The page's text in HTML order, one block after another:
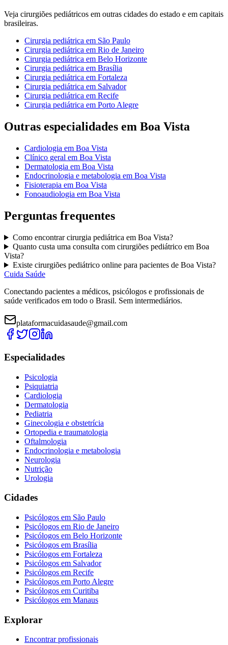
Veja cirurgiões pediátricos em outras cidades do estado e em capitais
brasileiras.
Cirurgia pediátrica em São Paulo
Cirurgia pediátrica em Rio de Janeiro
Cirurgia pediátrica em Belo Horizonte
Cirurgia pediátrica em Brasília
Cirurgia pediátrica em Fortaleza
Cirurgia pediátrica em Salvador
Cirurgia pediátrica em Recife
Cirurgia pediátrica em Porto Alegre
Outras especialidades em Boa Vista
Cardiologia em Boa Vista
Clínico geral em Boa Vista
Dermatologia em Boa Vista
Endocrinologia e metabologia em Boa Vista
Fisioterapia em Boa Vista
Fonoaudiologia em Boa Vista
Perguntas frequentes
Como encontrarcirurgia pediátrica em Boa Vista?
Quanto custa uma consulta com cirurgiões pediátricoem Boa
Vista?
Existe cirurgiões pediátricoonline para pacientes de Boa Vista?
Cuida Saúde
Conectando pacientes a médicos, psicólogos e profissionais de
saúde verificados em todo o Brasil. Sem intermediários.
plataformacuidasaude@gmail.com
Especialidades
Psicologia
Psiquiatria
Cardiologia
Dermatologia
Pediatria
Ginecologia e obstetrícia
Ortopedia e traumatologia
Oftalmologia
Endocrinologia e metabologia
Neurologia
Nutrição
Urologia
Cidades
Psicólogos em São Paulo
Psicólogos em Rio de Janeiro
Psicólogos em Belo Horizonte
Psicólogos em Brasília
Psicólogos em Fortaleza
Psicólogos em Salvador
Psicólogos em Recife
Psicólogos em Porto Alegre
Psicólogos em Curitiba
Psicólogos em Manaus
Explorar
Encontrar profissionais